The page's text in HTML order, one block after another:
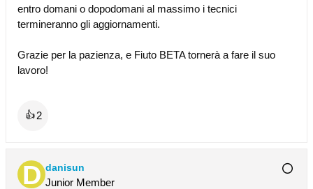
entro domani o dopodomani al massimo i tecnici
termineranno gli aggiornamenti.
Grazie per la pazienza, e Fiuto BETA tornerà a fare il suo
lavoro!
👍 2
danisun
Junior Member